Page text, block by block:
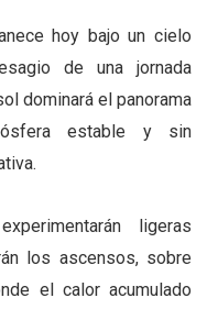
hoy bajo un cielo
de una jornada
dominará el panorama
estable y sin
ligeras
los ascensos, sobre
el calor acumulado